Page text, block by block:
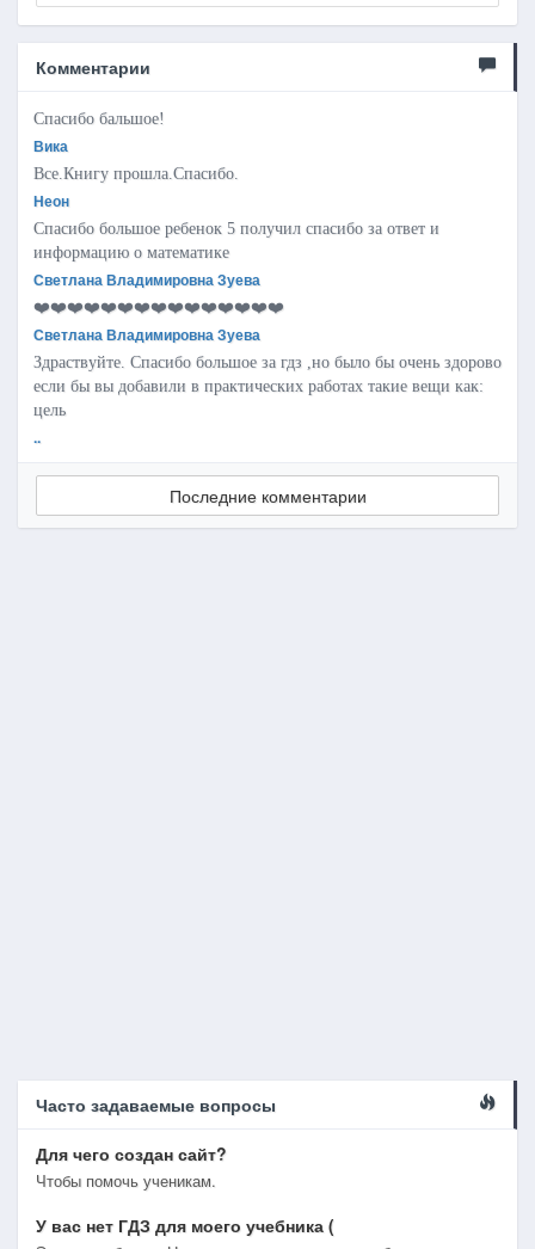
Комментарии
Спасибо бальшое!
Вика
Все.Книгу прошла.Спасибо.
Неон
Спасибо большое ребенок 5 получил спасибо за ответ и
информацию о математике
Светлана Владимировна Зуева
❤️❤️❤️❤️❤️❤️❤️❤️❤️❤️❤️❤️❤️❤️❤️
Светлана Владимировна Зуева
Здраствуйте. Спасибо большое за гдз ,но было бы очень здорово
если бы вы добавили в практических работах такие вещи как:
цель
..
Последние комментарии
Часто задаваемые вопросы
Для чего создан сайт?
Чтобы помочь ученикам.
У вас нет ГДЗ для моего учебника (